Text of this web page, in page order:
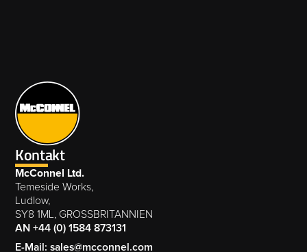
Kontakt
McConnel Ltd.
Temeside Works,
Ludlow,
SY8 1ML, GROSSBRITANNIEN
AN +44 (0) 1584 873131
E-Mail: sales@mcconnel.com